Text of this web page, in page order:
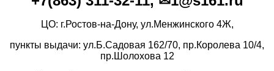
ЦО: г.Ростов-на-Дону, ул.Менжинского 4Ж,
пункты выдачи: ул.Б.Садовая 162/70, пр.Королева 10/4,
пр.Шолохова 12